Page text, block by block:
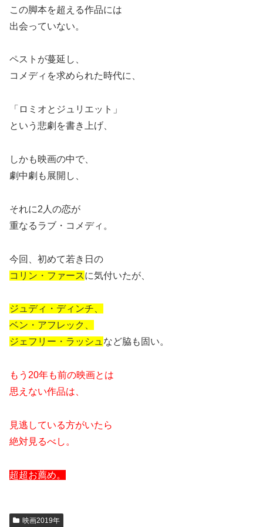
この脚本を超える作品には
出会っていない。
ペストが蔓延し、
コメディを求められた時代に、
「ロミオとジュリエット」
という悲劇を書き上げ、
しかも映画の中で、
劇中劇も展開し、
それに2人の恋が
重なるラブ・コメディ。
今回、初めて若き日の
コリン・ファースに気付いたが、
ジュディ・ディンチ、
ベン・アフレック、
ジェフリー・ラッシュなど脇も固い。
もう20年も前の映画とは
思えない作品は、
見逃している方がいたら
絶対見るべし。
超超お薦め。
映画2019年